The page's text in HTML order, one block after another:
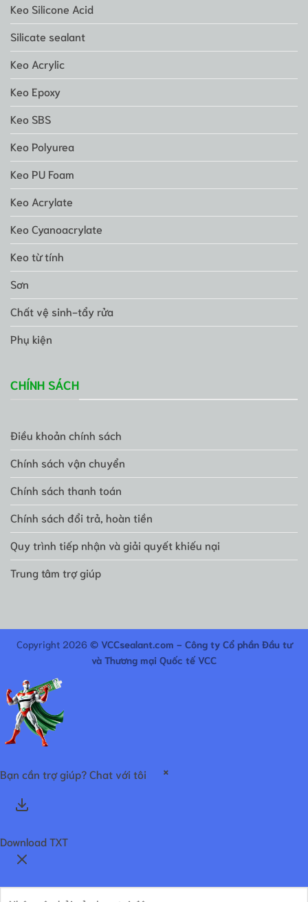
Keo Silicone Acid
Silicate sealant
Keo Acrylic
Keo Epoxy
Keo SBS
Keo Polyurea
Keo PU Foam
Keo Acrylate
Keo Cyanoacrylate
Keo từ tính
Sơn
Chất vệ sinh-tẩy rửa
Phụ kiện
CHÍNH SÁCH
Điều khoản chính sách
Chính sách vận chuyển
Chính sách thanh toán
Chính sách đổi trả, hoàn tiền
Quy trình tiếp nhận và giải quyết khiếu nại
Trung tâm trợ giúp
Copyright 2026 © VCCsealant.com - Công ty Cổ phần Đầu tư
và Thương mại Quốc tế VCC
Bạn cần trợ giúp? Chat với tôi ×
Download TXT